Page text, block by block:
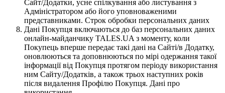
Сайт/Додатки, усне спілкування або листування з
Адміністратором або його уповноваженими
представниками. Строк обробки персональних даних
Дані Покупця включаються до баз персональних даних
онлайн-майданчику TALES.UA з моменту, коли
Покупець вперше передає такі дані на Сайті/в Додатку,
оновлюються та доповнюються по мірі одержання такої
інформації від Покупця протягом періоду використання
ним Сайту/Додатків, а також трьох наступних років
після видалення Профілю Покупця. Дані про